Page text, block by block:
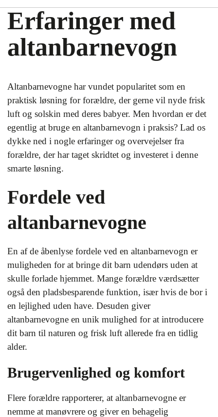
Erfaringer med
altanbarnevogn
Altanbarnevogne har vundet popularitet som en
praktisk løsning for forældre, der gerne vil nyde frisk
luft og solskin med deres babyer. Men hvordan er det
egentlig at bruge en altanbarnevogn i praksis? Lad os
dykke ned i nogle erfaringer og overvejelser fra
forældre, der har taget skridtet og investeret i denne
smarte løsning.
Fordele ved
altanbarnevogne
En af de åbenlyse fordele ved en altanbarnevogn er
muligheden for at bringe dit barn udendørs uden at
skulle forlade hjemmet. Mange forældre værdsætter
også den pladsbesparende funktion, især hvis de bor i
en lejlighed uden have. Desuden giver
altanbarnevogne en unik mulighed for at introducere
dit barn til naturen og frisk luft allerede fra en tidlig
alder.
Brugervenlighed og komfort
Flere forældre rapporterer, at altanbarnevogne er
nemme at manøvrere og giver en behagelig